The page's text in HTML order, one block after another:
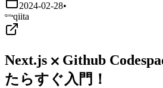
2024-02-28•
qiita
Next.js ⨉ Github
たらすぐ入門！